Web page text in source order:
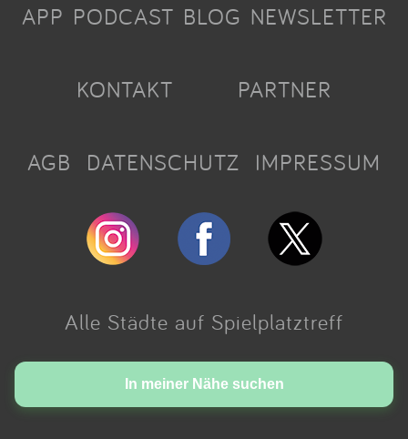
In meiner Nähe suchen
APP PODCAST BLOG NEWSLETTER
KONTAKT PARTNER
AGB DATENSCHUTZ IMPRESSUM
Alle Städte auf Spielplatztreff
Made with love in Cologne.